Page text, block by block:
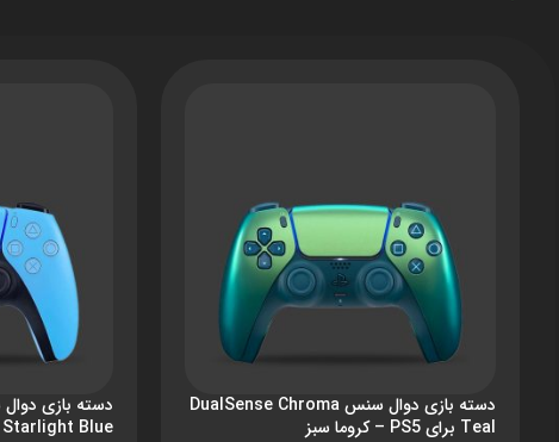
دسته بازی دوال سنس DualSense Chroma
Teal برای PS5 – کروما سبز
Starlight Blue برای PS5 – آبی